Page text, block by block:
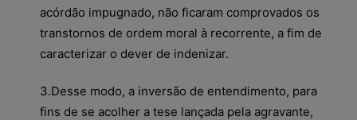
acórdão impugnado, não ficaram comprovados os
transtornos de ordem moral à recorrente, a fim de
caracterizar o dever de indenizar.
3.Desse modo, a inversão de entendimento, para
fins de se acolher a tese lançada pela agravante,